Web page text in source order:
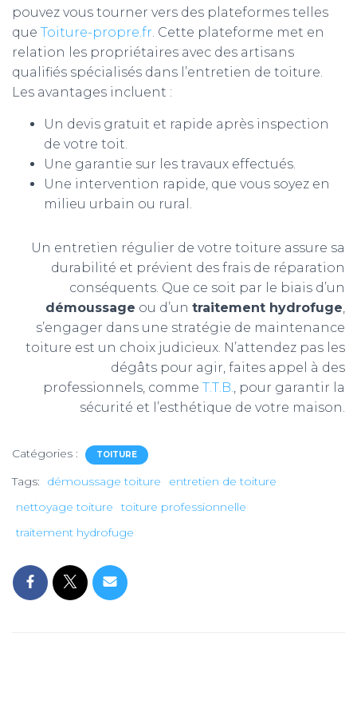
pouvez vous tourner vers des plateformes telles
que Toiture-propre.fr. Cette plateforme met en
relation les propriétaires avec des artisans
qualifiés spécialisés dans l’entretien de toiture.
Les avantages incluent :
Un devis gratuit et rapide après inspection
de votre toit.
Une garantie sur les travaux effectués.
Une intervention rapide, que vous soyez en
milieu urbain ou rural.
Un entretien régulier de votre toiture assure sa
durabilité et prévient des frais de réparation
conséquents. Que ce soit par le biais d’un
démoussage ou d’un traitement hydrofuge,
s’engager dans une stratégie de maintenance
toiture est un choix judicieux. N’attendez pas les
dégâts pour agir, faites appel à des
professionnels, comme T.T.B., pour garantir la
sécurité et l’esthétique de votre maison.
Catégories : TOITURE
Tags: démoussage toiture
entretien de toiture
nettoyage toiture
toiture professionnelle
traitement hydrofuge